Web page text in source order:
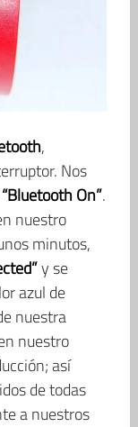
,
Nos
“Bluetooth On”.
nuestro
minutos,
y se
azul de
nuestra
nuestro
así
de todas
a nuestros